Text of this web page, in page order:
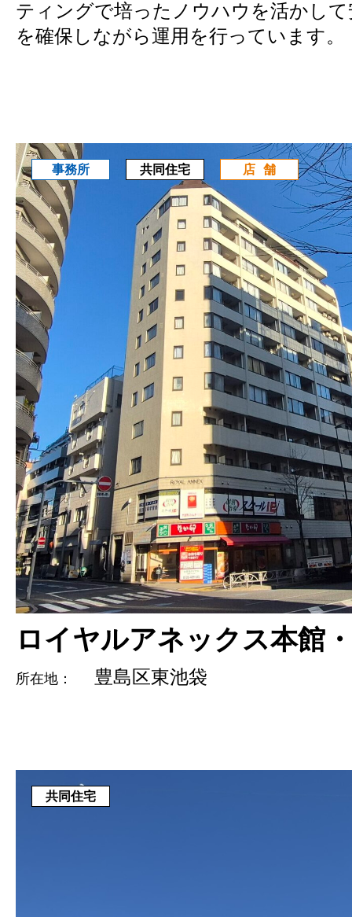
ティングで培ったノウハウを活かし
を確保しながら運用を行っています。
事務所 共同住宅 店舗
ロイヤルアネックス本館
所在地： 豊島区東池袋
共同住宅